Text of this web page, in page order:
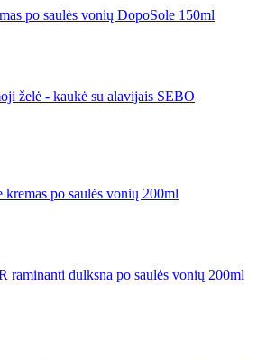
po saulės vonių DopoSole 150ml
želė - kaukė su alavijais SEBO
po saulės vonių 200ml
dulksna po saulės vonių 200ml